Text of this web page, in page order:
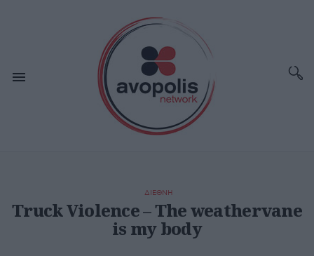
ΔΙΕΘΝΗ
Truck Violence – The weathervane
is my body